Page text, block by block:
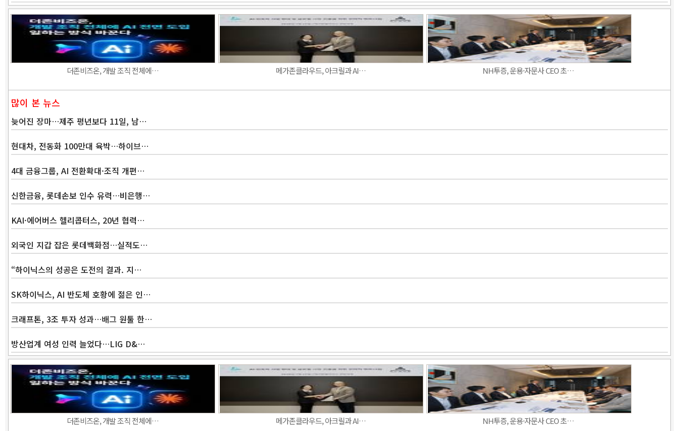
더존비즈온, 개발 조직 전체에… 메가존클라우드, 아크릴과 AI… NH투증, 운용·자문사 CEO 초…
많이 본 뉴스
늦어진 장마…제주 평년보다 11일, 남…
현대차, 전동화 100만대 육박…하이브…
4대 금융그룹, AI 전환확대·조직 개편…
신한금융, 롯데손보 인수 유력…비은행…
KAI·에어버스 헬리콥터스, 20년 협력…
외국인 지갑 잡은 롯데백화점…실적도…
“하이닉스의 성공은 도전의 결과. 지…
SK하이닉스, AI 반도체 호황에 젊은 인…
크래프톤, 3조 투자 성과…배그 원툴 한…
방산업계 여성 인력 늘었다…LIG D&…
더존비즈온, 개발 조직 전체에… 메가존클라우드, 아크릴과 AI… NH투증, 운용·자문사 CEO 초…